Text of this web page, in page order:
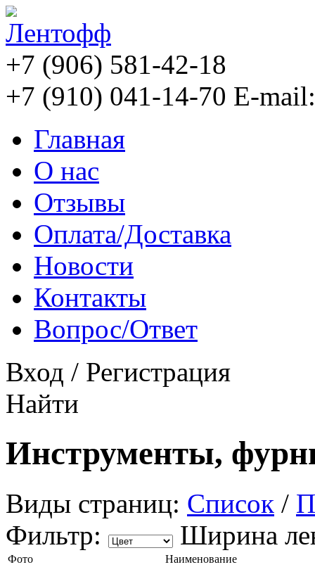
+7 (906) 581-42-18
+7 (910) 041-14-70 E-
Главная
О нас
Отзывы
Оплата/Доставка
Новости
Контакты
Вопрос/Ответ
Вход / Регистрация
Найти
Инструменты,
Виды страниц: Список /
Фильтр:
Ширина
Фото Наименование